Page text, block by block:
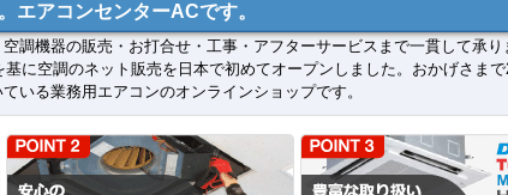
エアコンセンターACです。
調機器の販売・お打合せ・工事・アフターサービスまで一貫して承り
に空調のネット販売を日本で初めてオープンしました。おかげさまで
いる業務用エアコンのオンラインショップです。